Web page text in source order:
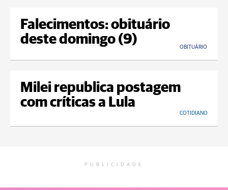
Falecimentos: obituário
deste domingo (9)
OBITUÁRIO
Milei republica postagem
com críticas a Lula
COTIDIANO
PUBLICIDADE